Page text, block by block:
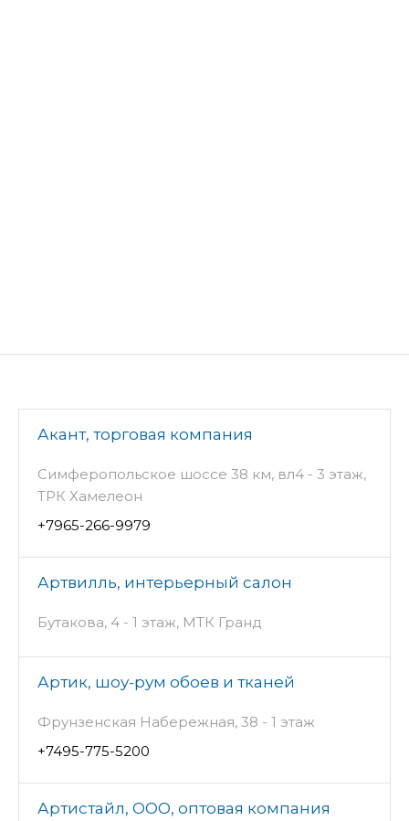
Акант, торговая компания
Симферопольское шоссе 38 км, вл4 - 3 этаж,
ТРК Хамелеон
+7965-266-9979
Артвилль, интерьерный салон
Бутакова, 4 - 1 этаж, МТК Гранд
Артик, шоу-рум обоев и тканей
Фрунзенская Набережная, 38 - 1 этаж
+7495-775-5200
Артистайл, ООО, оптовая компания